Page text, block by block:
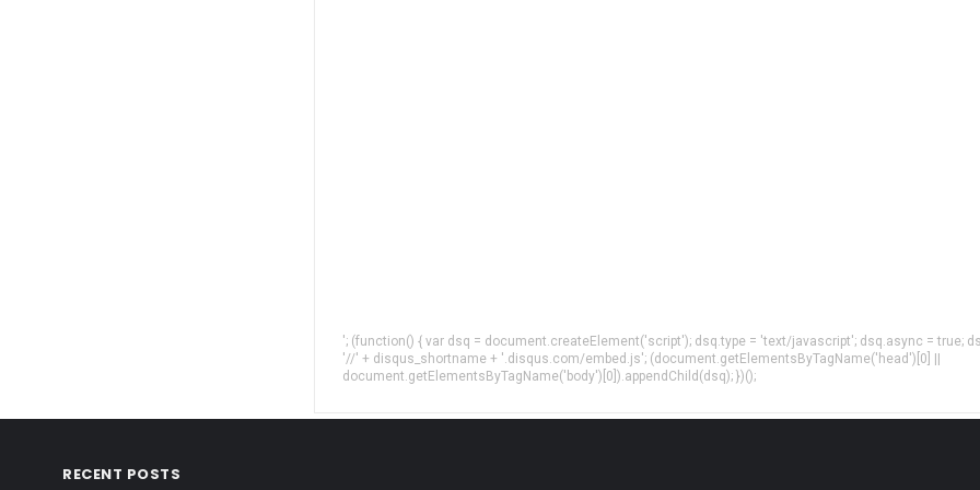
'; (function() { var dsq = document.createElement('script'); dsq.type = 'text/javascript'; dsq.async = true;
'//' + disqus_shortname + '.disqus.com/embed.js'; (document.getElementsByTagName('head')[0] ||
document.getElementsByTagName('body')[0]).appendChild(dsq); })();
RECENT POSTS